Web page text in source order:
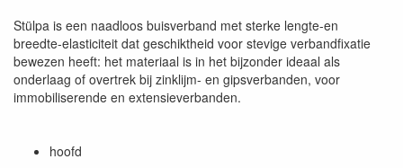
Stülpa is een naadloos buisverband met sterke lengte-en
breedte-elasticiteit dat geschiktheid voor stevige verbandfixatie
bewezen heeft: het materiaal is in het bijzonder ideaal als
onderlaag of overtrek bij zinklijm- en gipsverbanden, voor
immobiliserende en extensieverbanden.
hoofd